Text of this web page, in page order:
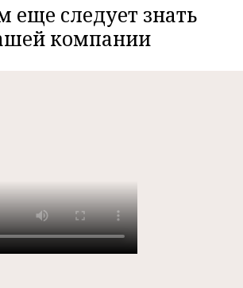
еще следует знать
компании